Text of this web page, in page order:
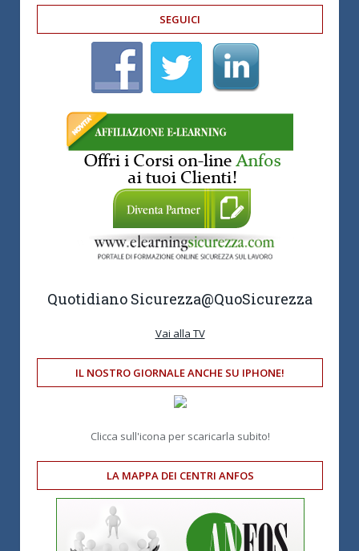
SEGUICI
Quotidiano Sicurezza@QuoSicurezza
Vai alla TV
IL NOSTRO GIORNALE ANCHE SU IPHONE!
Clicca sull'icona per scaricarla subito!
LA MAPPA DEI CENTRI ANFOS